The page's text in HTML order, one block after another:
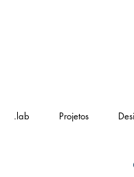
.lab Projetos